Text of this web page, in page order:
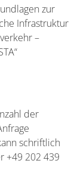
zur
Infrastruktur
–
der
schriftlich
+49 202 439